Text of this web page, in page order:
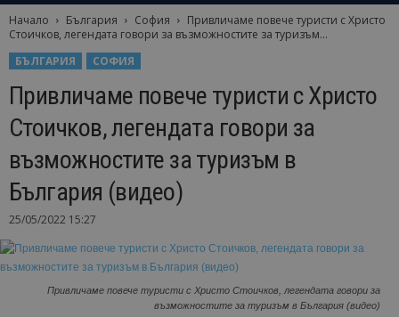
Начало България София
Привличаме повече туристи с Христо
Стоичков, легендата говори за възможностите за туризъм...
БЪЛГАРИЯ
СОФИЯ
Привличаме повече туристи с Христо
Стоичков, легендата говори за
възможностите за туризъм в
България (видео)
25/05/2022 15:27
Привличаме повече туристи с Христо Стоичков, легендата говори за
възможностите за туризъм в България (видео)